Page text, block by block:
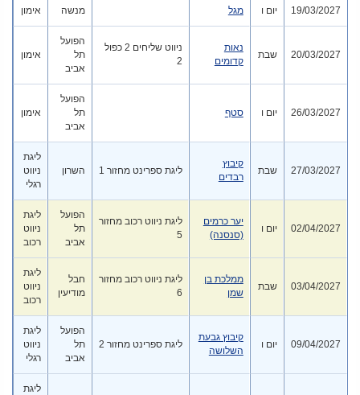
19/03/2027 יום ו מגל מנשה אימון
20/03/2027 שבת
נאות
קדומים
ניווט שליחים 2 כפול
2
הפועל
תל
אביב
אימון
26/03/2027 יום ו סטף
הפועל
תל
אביב
אימון
27/03/2027 שבת
קיבוץ
רבדים
ליגת ספרינט מחזור 1 השרון
ליגת
ניווט
רגלי
02/04/2027 יום ו
יער כרמים
(סנסנה)
ליגת ניווט רכוב מחזור
5
הפועל
תל
אביב
ליגת
ניווט
רכוב
03/04/2027 שבת
ממלכת בן
שמן
ליגת ניווט רכוב מחזור
6
חבל
מודיעין
ליגת
ניווט
רכוב
09/04/2027 יום ו
קיבוץ גבעת
השלושה
ליגת ספרינט מחזור 2
הפועל
תל
אביב
ליגת
ניווט
רגלי
ליגת